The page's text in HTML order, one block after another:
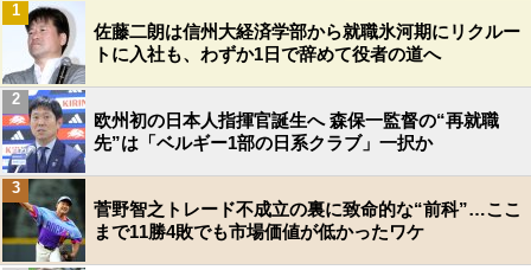
佐藤二朗は信州大経済学部から就職氷河期にリクルー
トに入社も、わずか1日で辞めて役者の道へ
1
欧州初の日本人指揮官誕生へ 森保一監督の“再就職
先”は「ベルギー1部の日系クラブ」一択か
2
菅野智之トレード不成立の裏に致命的な“前科”…ここ
まで11勝4敗でも市場価値が低かったワケ
3